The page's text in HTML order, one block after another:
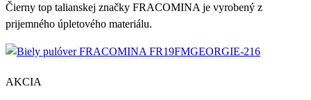
Čierny top talianskej značky FRACOMINA je vyrobený z
prijemného úpletového materiálu.
AKCIA